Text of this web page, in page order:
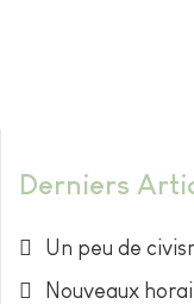
Derniers
Un peu de
Nouveaux